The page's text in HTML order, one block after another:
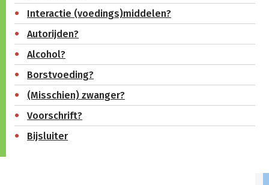
Interactie (voedings)middelen?
Autorijden?
Alcohol?
Borstvoeding?
(Misschien) zwanger?
Voorschrift?
Bijsluiter